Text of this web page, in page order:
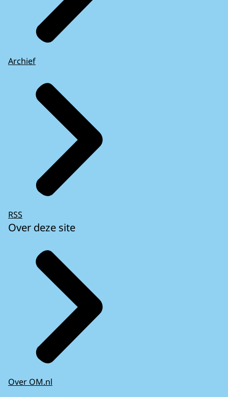
Archief
RSS
Over deze site
Over OM.nl